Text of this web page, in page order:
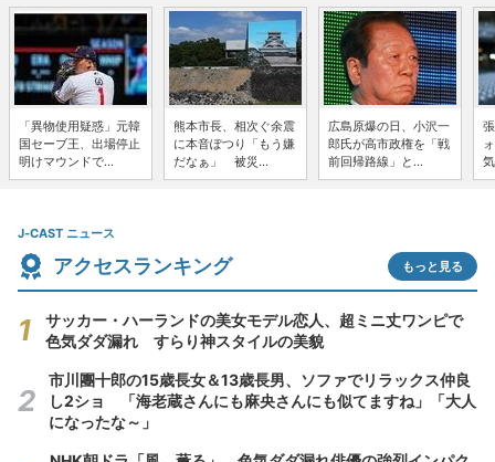
「異物使用疑惑」元韓
国セーブ王、出場停止
明けマウンドで...
熊本市長、相次ぐ余震
に本音ぽつり「もう嫌
だなぁ」 被災...
広島原爆の日、小沢一
郎氏が高市政権を「戦
前回帰路線」と...
J-CAST ニュース
アクセスランキング もっと見る
サッカー・ハーランドの美女モデル恋人、超ミニ丈ワンピで
色気ダダ漏れ すらり神スタイルの美貌
市川團十郎の15歳長女＆13歳長男、ソファでリラックス仲良
し2ショ 「海老蔵さんにも麻央さんにも似てますね」「大人
になったな～」